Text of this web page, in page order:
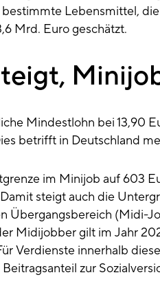
Lebensmittel,
Mrd. Euro geschätzt.
Mindestlohn bei 13,90
betrifft in Deutschland
im Minijob auf 603
steigt auch die
Übergangsbereich (Midi-
Midijobber gilt im Jahr
Verdienste innerhalb
zur